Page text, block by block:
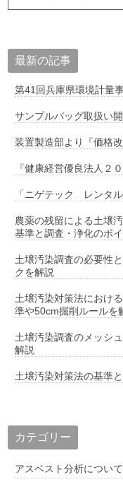
最新の記事
第41回兵庫県環境計量
サンプルバッグ取扱い
装置製造部より『価格改
『健康経営優良法人２
「ニゲテック レンタ
農薬の残留による土壌
基準と調査・浄化のポ
土壌汚染調査の必要性
クを解説
土壌汚染対策法におけ
準や50cm掘削ルールを
土壌汚染調査のメッシ
解説
土壌汚染対策法の基準
カテゴリー
アスベスト分析について